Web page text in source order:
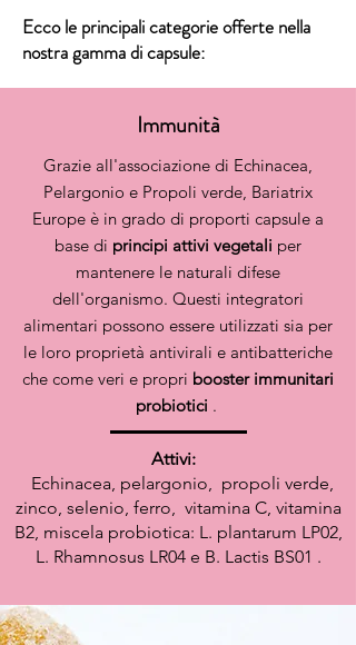
Ecco le principali categorie offerte nella
nostra gamma di capsule:
Immunità
Grazie all'associazione di Echinacea,
Pelargonio e Propoli verde, Bariatrix
Europe è in grado di proporti capsule a
base di principi attivi vegetali per
mantenere le naturali difese
dell'organismo. Questi integratori
alimentari possono essere utilizzati sia per
le loro proprietà antivirali e antibatteriche
che come veri e propri booster immunitari
probiotici .
Attivi:
Echinacea, pelargonio, propoli verde,
zinco, selenio, ferro, vitamina C, vitamina
B2, miscela probiotica: L. plantarum LP02,
L. Rhamnosus LR04 e B. Lactis BS01 .